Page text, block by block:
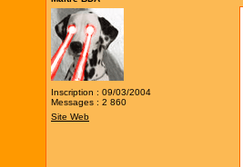
Inscription : 09/03/2004
Messages : 2 860
Site Web